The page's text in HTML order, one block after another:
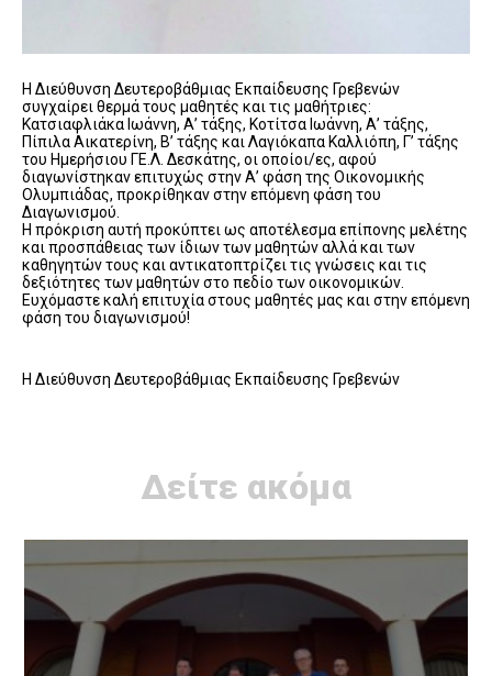
Η Διεύθυνση Δευτεροβάθμιας Εκπαίδευσης Γρεβενών
συγχαίρει θερμά τους μαθητές και τις μαθήτριες:
Κατσιαφλιάκα Ιωάννη, Α’ τάξης, Κοτίτσα Ιωάννη, Α’ τάξης,
Πίπιλα Αικατερίνη, Β’ τάξης και Λαγιόκαπα Καλλιόπη, Γ’ τάξης
του Ημερήσιου ΓΕ.Λ. Δεσκάτης, οι οποίοι/ες, αφού
διαγωνίστηκαν επιτυχώς στην Α’ φάση της Οικονομικής
Ολυμπιάδας, προκρίθηκαν στην επόμενη φάση του
Διαγωνισμού.
Η πρόκριση αυτή προκύπτει ως αποτέλεσμα επίπονης μελέτης
και προσπάθειας των ίδιων των μαθητών αλλά και των
καθηγητών τους και αντικατοπτρίζει τις γνώσεις και τις
δεξιότητες των μαθητών στο πεδίο των οικονομικών.
Ευχόμαστε καλή επιτυχία στους μαθητές μας και στην επόμενη
φάση του διαγωνισμού!
Η Διεύθυνση Δευτεροβάθμιας Εκπαίδευσης Γρεβενών
Δείτε ακόμα